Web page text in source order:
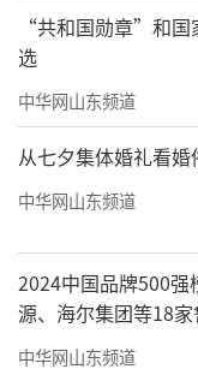
“共和国勋章”和国
选
中华网山东频道
从七夕集体婚礼看
中华网山东频道
2024中国品牌500强
源、海尔集团等18
中华网山东频道